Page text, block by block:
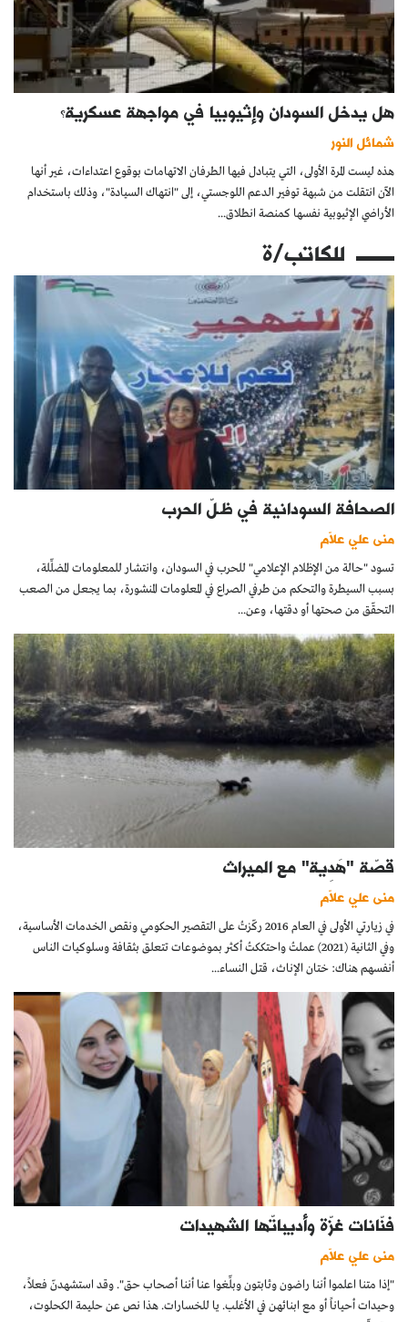
هل يدخل السودان وإثيوبيا في مواجهة عسكرية؟
شمائل النور
هذه ليست المرة الأولى، التي يتبادل فيها الطرفان الاتهامات بوقوع اعتداءات، غير أنها
الآن انتقلت من شبهة توفير الدعم اللوجستي، إلى "انتهاك السيادة"، وذلك باستخدام
الأراضي الإثيوبية نفسها كمنصة انطلاق...
للكاتب/ة
الصحافة السودانية في ظـلّ الحرب
منى علي علاّم
تسود "حالة من الإظلام الإعلامي" للحرب في السودان، وانتشار للمعلومات المضلِّلة،
بسبب السيطرة والتحكم من طرفي الصراع في المعلومات المنشورة، بما يجعل من الصعب
التحقّق من صحتها أو دقتها، وعن...
قصّة "هَدِية" مع الميراث
منى علي علاّم
في زيارتي الأولى في العام 2016 ركّزتُ على التقصير الحكومي ونقص الخدمات الأساسية،
وفي الثانية (2021) عملتُ واحتككتُ أكثر بموضوعات تتعلق بثقافة وسلوكيات الناس
أنفسهم هناك: ختان الإناث، قتل النساء...
فنّانات غزّة وأديباتّها الشهيدات
منى علي علاّم
"إذا متنا اعلموا أننا راضون وثابتون وبلِّغوا عنا أننا أصحاب حق". وقد استشهدنّ فعلاً،
وحيدات أحياناً أو مع ابنائهن في الأغلب. يا للخسارات. هذا نص عن حليمة الكحلوت،